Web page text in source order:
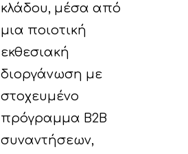
κλάδου, μέσα από
μια ποιοτική
εκθεσιακή
διοργάνωση με
στοχευμένο
πρόγραμμα Β2Β
συναντήσεων,